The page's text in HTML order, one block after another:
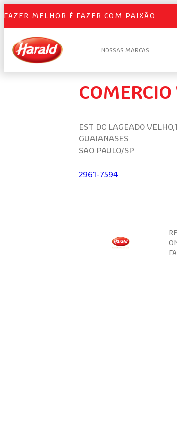
FAZER MELHOR É FAZER COM PAIXÃO
NOSSAS MARCAS
EST DO LAGEADO
GUAIANASES
SAO PAULO/SP
2961-7594